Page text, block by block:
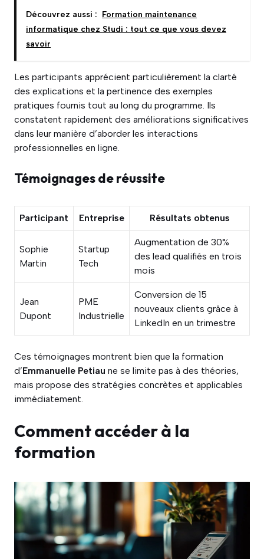
Découvrez aussi : Formation maintenance
informatique chez Studi : tout ce que vous devez
savoir
Les participants apprécient particulièrement la clarté
des explications et la pertinence des exemples
pratiques fournis tout au long du programme. Ils
constatent rapidement des améliorations significatives
dans leur manière d’aborder les interactions
professionnelles en ligne.
Témoignages de réussite
Participant Entreprise Résultats obtenus
Sophie
Martin
Startup
Tech
Augmentation de 30%
des lead qualifiés en trois
mois
Jean
Dupont
PME
Industrielle
Conversion de 15
nouveaux clients grâce à
LinkedIn en un trimestre
Ces témoignages montrent bien que la formation
d’Emmanuelle Petiau ne se limite pas à des théories,
mais propose des stratégies concrètes et applicables
immédiatement.
Comment accéder à la
formation